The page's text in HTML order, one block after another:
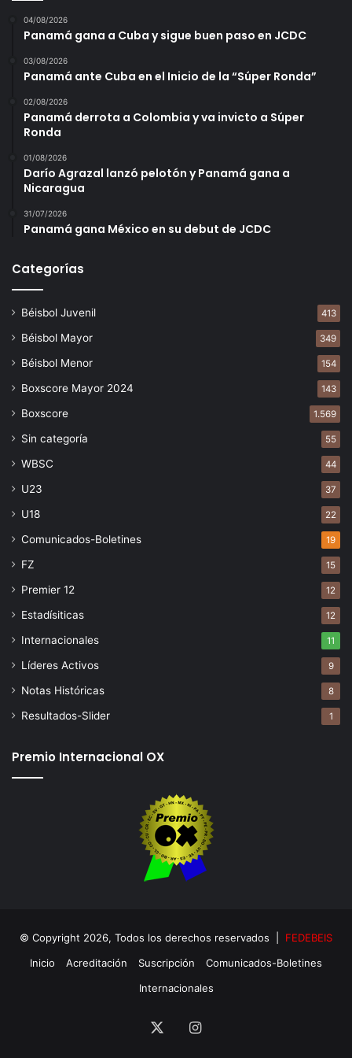
04/08/2026
Panamá gana a Cuba y sigue buen paso en JCDC
03/08/2026
Panamá ante Cuba en el Inicio de la “Súper Ronda”
02/08/2026
Panamá derrota a Colombia y va invicto a Súper
Ronda
01/08/2026
Darío Agrazal lanzó pelotón y Panamá gana a
Nicaragua
31/07/2026
Panamá gana México en su debut de JCDC
Categorías
Béisbol Juvenil 413
Béisbol Mayor 349
Béisbol Menor 154
Boxscore Mayor 2024 143
Boxscore 1.569
Sin categoría 55
WBSC 44
U23 37
U18 22
Comunicados-Boletines 19
FZ 15
Premier 12 12
Estadísiticas 12
Internacionales 11
Líderes Activos 9
Notas Históricas 8
Resultados-Slider 1
Premio Internacional OX
© Copyright 2026, Todos los derechos reservados | FEDEBEIS
Inicio
Acreditación Suscripción
Comunicados-Boletines
Internacionales
Instagram